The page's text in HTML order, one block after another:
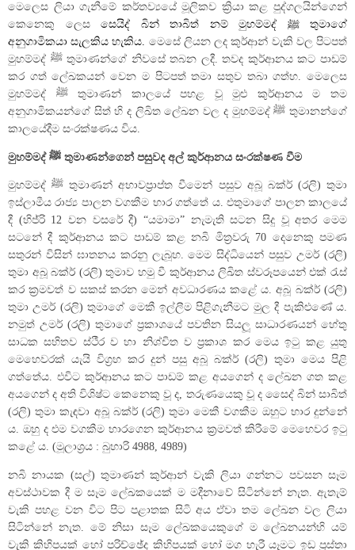
මෙලෙස ලියා ගැනීමේ කර්තව්‍යයේ මූලිකව ක්‍රියා කළ පුද්ගලයින්ගෙන්
කෙනෙකු ලෙස සෙයිද් බින් තාබිත් නම් මුහම්මද් ﷺ තුමාගේ
අනුගාමිකයා සැලකිය හැකිය. මෙසේ ලියන ලද කුර්ආන් වැකි වල පිටපත්
මුහම්මද් ﷺ තුමාණන්ගේ නිවසේ තබන ලදී. තවද කුර්ආනය කට පාඩම්
කර ගත් ලේඛකයන් වෙන ම පිටපත් තමා සතුව තබා ගත්හ. මෙලෙස
මුහම්මද් ﷺ තුමාණන් කාලයේ පහළ වූ මුළු කුර්ආනය ම තම
අනුගාමිකයන්ගේ සිත් හි ද ලිඛිත ලේඛන වල ද මුහම්මද් ﷺ තුමානන්ගේ
කාලයේදීම සංරක්ෂණය විය.
මුහම්මද් ﷺ තුමාණන්ගෙන් පසුවද අල් කුර්ආනය සංරක්ෂණ වීම
මුහම්මද් ﷺ තුමාණන් අභාවප්‍රාප්ත වීමෙන් පසුව අබූ බක්ර් (රලි) තුමා
ඉස්ලාමීය රාජ්‍ය පාලන වගකීම භාර ගත්තේ ය. එතුමාගේ පාලන කාලයේ
දී (හිජ්රි 12 වන වසරේ දී) “යමාමා” නැමැති සටන සිදු වූ අතර මෙම
සටනේ දී කුර්ආනය කට පාඩම් කළ නබි මිත්‍රවරු 70 දෙනෙකු පමණ
සතුරන් විසින් ඝාතනය කරනු ලැබූහ. මෙම සිද්ධියෙන් පසුව උමර් (රලි)
තුමා අබූ බක්ර් (රලි) තුමාව හමු වී කුර්ආනය ලිඛිත ස්වරූපයෙන් එක් රැස්
කර ක්‍රමවත් ව සකස් කරන මෙන් අවධාරණය කළේ ය. අබූ බක්ර් (රලි)
තුමා උමර් (රලි) තුමාගේ මෙකී ඉල්ලීම පිළිගැනීමට මුල දී පැකිළුණේ ය.
නමුත් උමර් (රලි) තුමාගේ ප්‍රකාශයේ පවතින සියලූ සාධාරණයන් හේතු
සාධක සහිතව ස්ථීර ව හා නිශ්චිත ව ප්‍රකාශ කර මෙය ඉටු කළ යුතු
මෙහෙවරක් යැයි විග්‍රහ කර දුන් පසු අබූ බක්ර් (රලි) තුමා මෙය පිළි
ගත්තේය. එවිට කුර්ආනය කට පාඩම් කළ අයගෙන් ද ලේඛන ගත කළ
අයගෙන් ද අති විශිෂ්ට කෙනෙකු වූ ද, තරුණයෙකු වූ ද සෛද් බින් සාබිත්
(රලි) තුමා කැඳවා අබූ බක්ර් (රලි) තුමා මෙකී වගකීම ඔහුට භාර දුන්නේ
ය. ඔහු ද එම වගකීම භාරගෙන කුර්ආනය ක්‍රමවත් කිරීමේ මෙහෙවර ඉටු
කළේ ය. (මූලාශ්‍රය : බුහාරි 4988, 4989)
නබි නායක (සල්) තුමාණන් කුර්ආන් වැකි ලියා ගන්නට පවසන සෑම
අවස්ථාවක දී ම සෑම ලේඛකයෙක් ම මදීනාවේ සිටින්නේ නැත. ඇතැම්
වැකි පහළ වන විට පිට පළාතක සිටි අය ඒවා තම ලේඛන වල ලියා
සිටින්නේ නැත. මේ නිසා සෑම ලේඛකයෙකුගේ ම ලේඛනයන්හි යම්
වැකි කිහිපයක් හෝ පරිච්ඡේද කිහිපයක් හෝ මග හැරී යෑමට ඉඩ ප්‍රස්තා